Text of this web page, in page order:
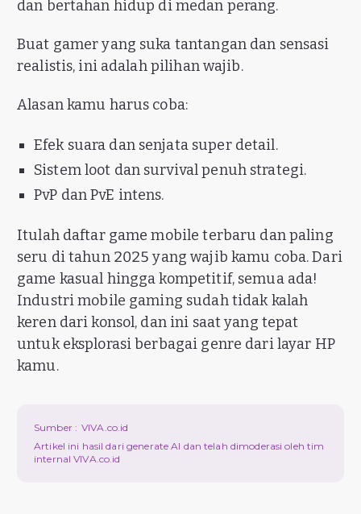
dan bertahan hidup di medan perang.
Buat gamer yang suka tantangan dan sensasi
realistis, ini adalah pilihan wajib.
Alasan kamu harus coba:
Efek suara dan senjata super detail.
Sistem loot dan survival penuh strategi.
PvP dan PvE intens.
Itulah daftar game mobile terbaru dan paling
seru di tahun 2025 yang wajib kamu coba. Dari
game kasual hingga kompetitif, semua ada!
Industri mobile gaming sudah tidak kalah
keren dari konsol, dan ini saat yang tepat
untuk eksplorasi berbagai genre dari layar HP
kamu.
Sumber : VIVA.co.id
Artikel ini hasil dari generate AI dan telah dimoderasi oleh tim
internal VIVA.co.id